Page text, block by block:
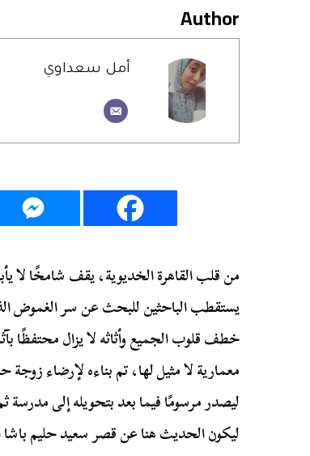
Author
أمل سعداوي
من قلب القاهرة الخديوية، يقف شامخًا
يستقطب الباحثين للبحث عن سر الغموض
خطف قلوب الجميع وأثاثه لا يزال محتفظًا
معمارية لا مثيل لها، تم بناءه لإرضاء
ليكون الحديث هنا عن قصر سعيد حليم